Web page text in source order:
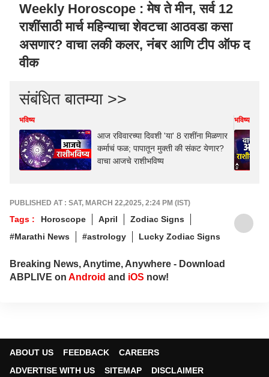
Weekly Horoscope : मेष ते मीन, सर्व 12
राशींसाठी मार्च महिन्याचा शेवटचा आठवडा कसा
असणार? वाचा लकी कलर, नंबर आणि टीप ऑफ द
वीक
संबंधित बातम्या >>
भविष्य
आज रविवारच्या दिवशी 'या' 8 राशींना मिळणार
कर्माचं फळ; पापातून मुक्ती की संकट येणार?
वाचा आजचे राशीभविष्य
भविष्य
PUBLISHED AT : SAT, MARCH 22,2025, 2:24 PM (IST)
Tags : Horoscope April
Zodiac Signs
#Marathi News
#astrology Lucky Zodiac Signs
Breaking News, Anytime, Anywhere - Download
ABPLIVE on Android and iOS now!
ABOUT US FEEDBACK
CAREERS
ADVERTISE WITH US
SITEMAP DISCLAIMER